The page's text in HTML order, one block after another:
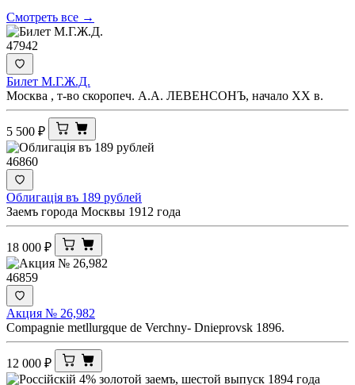
Смотреть все →
47942
Билет М.Г.Ж.Д.
Москва , т-во скоропеч. А.А. ЛЕВЕНСОНЪ, начало ХХ в.
5 500 ₽
46860
Облигацiя въ 189 рублей
Заемъ города Москвы 1912 года
18 000 ₽
46859
Акция № 26,982
Compagnie metllurgque de Verchny- Dnieprovsk 1896.
12 000 ₽